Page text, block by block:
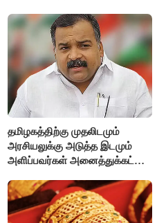
தமிழகத்திற்கு முதலிடமும்
அரசியலுக்கு அடுத்த இடமும்
அளிப்பவர்கள் அனைத்துக்கட்சி
பங்கேற்பார்கள் - மாணிக்கம்
தாகூர்..!!